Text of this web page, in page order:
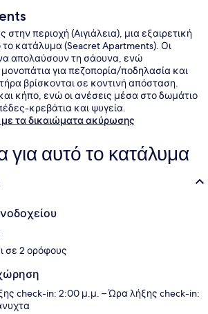
περιοχή (Αιγιάλεια), μια εξαιρετική
το κατάλυμα (Seacret Apartments). Οι
απολαύσουν τη σάουνα, ενώ
για πεζοπορία/ποδηλασία και
βρίσκονται σε κοντινή απόσταση.
κήπο, ενώ οι ανέσεις μέσα στο δωμάτιο
κρεβάτια και ψυγεία.
τα δικαιώματα ακύρωσης
για αυτό το κατάλυμα
σε 2 ορόφους
check-in: 2:00 μ.μ. – Ώρα λήξης check-in: